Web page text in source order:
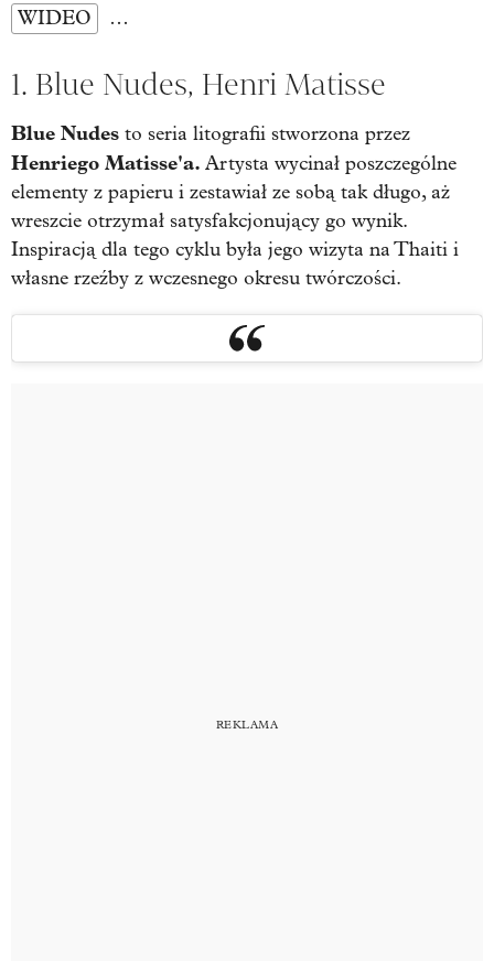
WIDEO …
1. Blue Nudes, Henri Matisse
Blue Nudes to seria litografii stworzona przez
Henriego Matisse'a. Artysta wycinał poszczególne
elementy z papieru i zestawiał ze sobą tak długo, aż
wreszcie otrzymał satysfakcjonujący go wynik.
Inspiracją dla tego cyklu była jego wizyta na Thaiti i
własne rzeźby z wczesnego okresu twórczości.